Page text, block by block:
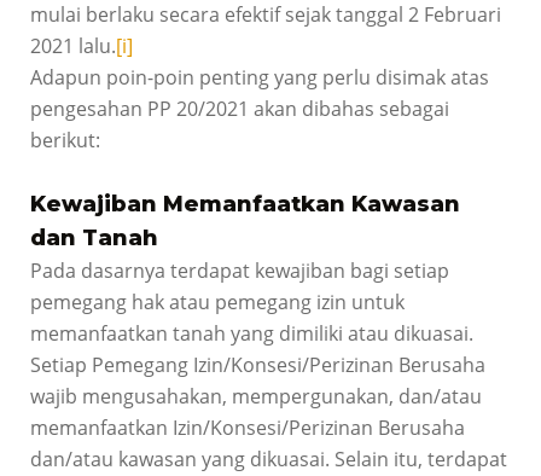
mulai berlaku secara efektif sejak tanggal 2 Februari
2021 lalu.[i]
Adapun poin-poin penting yang perlu disimak atas
pengesahan PP 20/2021 akan dibahas sebagai
berikut:
Kewajiban Memanfaatkan Kawasan
dan Tanah
Pada dasarnya terdapat kewajiban bagi setiap
pemegang hak atau pemegang izin untuk
memanfaatkan tanah yang dimiliki atau dikuasai.
Setiap Pemegang Izin/Konsesi/Perizinan Berusaha
wajib mengusahakan, mempergunakan, dan/atau
memanfaatkan Izin/Konsesi/Perizinan Berusaha
dan/atau kawasan yang dikuasai. Selain itu, terdapat